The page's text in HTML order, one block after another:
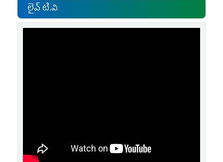
లైవ్ టి.వి